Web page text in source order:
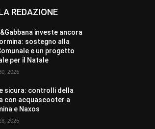
REDAZIONE
investe ancora
sostegno alla
e un progetto
per il Natale
2026
sicura: controlli della
con acquascooter a
e Naxos
2026